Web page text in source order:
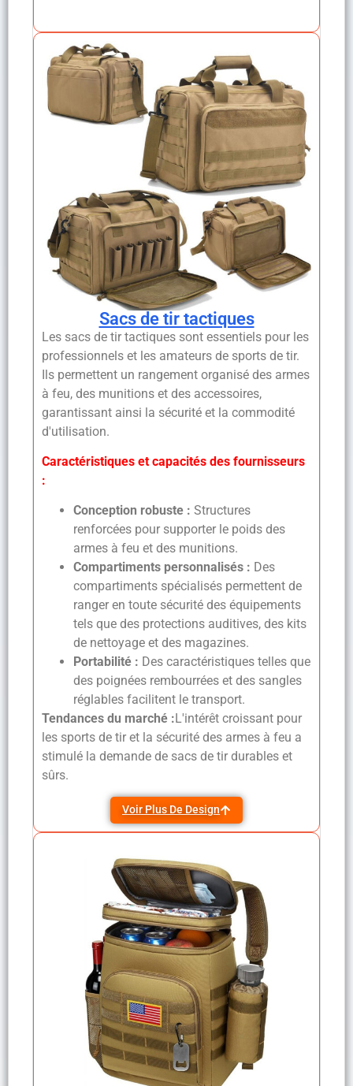
Sacs de tir tactiques
Les sacs de tir tactiques sont essentiels pour les
professionnels et les amateurs de sports de tir.
Ils permettent un rangement organisé des armes
à feu, des munitions et des accessoires,
garantissant ainsi la sécurité et la commodité
d'utilisation.
Caractéristiques et capacités des fournisseurs
:
Conception robuste : Structures
renforcées pour supporter le poids des
armes à feu et des munitions.
Compartiments personnalisés : Des
compartiments spécialisés permettent de
ranger en toute sécurité des équipements
tels que des protections auditives, des kits
de nettoyage et des magazines.
Portabilité : Des caractéristiques telles que
des poignées rembourrées et des sangles
réglables facilitent le transport.
Tendances du marché : L'intérêt croissant pour
les sports de tir et la sécurité des armes à feu a
stimulé la demande de sacs de tir durables et
sûrs.
Voir Plus De Design